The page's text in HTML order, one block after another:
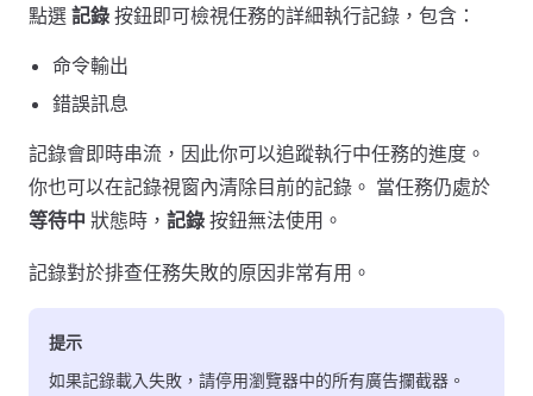
點選 記錄 按鈕即可檢視任務的詳細執行記錄，包含：
命令輸出
錯誤訊息
記錄會即時串流，因此你可以追蹤執行中任務的進度。
你也可以在記錄視窗內清除目前的記錄。 當任務仍處於
等待中 狀態時， 記錄 按鈕無法使用。
記錄對於排查任務失敗的原因非常有用。
提示
如果記錄載入失敗，請停用瀏覽器中的所有廣告攔截器。